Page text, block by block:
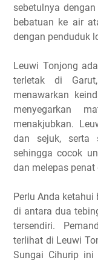
sebetulnya
bebatuan ke air
dengan penduduk
Leuwi Tonjong
terletak di
menawarkan
menyegarkan
menakjubkan.
dan sejuk, serta
sehingga cocok
dan melepas
Perlu Anda
di antara dua
tersendiri.
terlihat di Leuwi
Sungai Cihurip ini